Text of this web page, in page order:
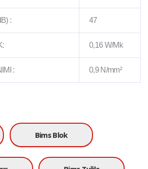
: 47
0,16 W/Mk
: 0,9 N/mm²
Bims Blok